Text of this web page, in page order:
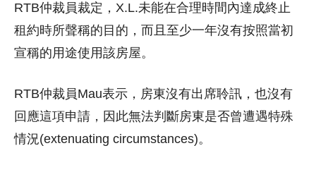
RTB仲裁員裁定，X.L.未能在合理時間內達成終止
租約時所聲稱的目的，而且至少一年沒有按照當初
宣稱的用途使用該房屋。
RTB仲裁員Mau表示，房東沒有出席聆訊，也沒有
回應這項申請，因此無法判斷房東是否曾遭遇特殊
情況(extenuating circumstances)。